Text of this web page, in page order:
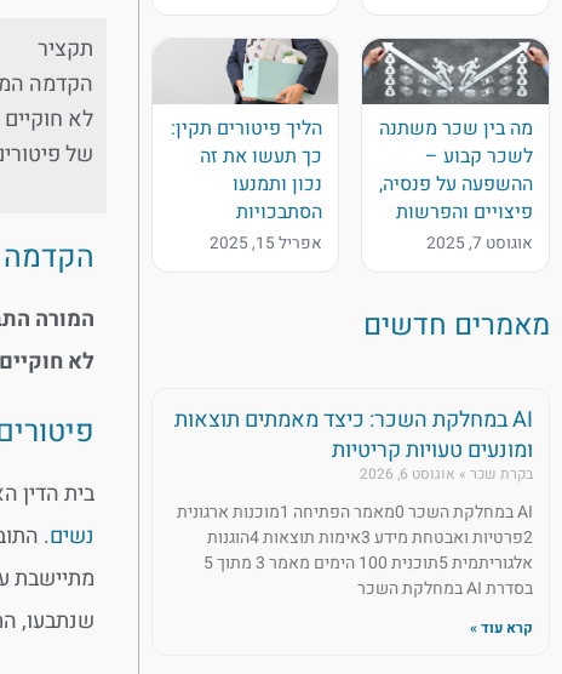
מה בין שכר משתנה
לשכר קבוע –
ההשפעה על פנסיה,
פיצויים והפרשות
אוגוסט 7, 2025
הליך פיטורים תקין:
כך תעשו את זה
נכון ותמנעו
הסתבכויות
אפריל 15, 2025
מאמרים חדשים
AI במחלקת השכר: כיצד מאמתים תוצאות
ומונעים טעויות קריטיות
בקרת שכר אוגוסט 6, 2026
AI במחלקת השכר 0מאמר הפתיחה 1מוכנות ארגונית
2פרטיות ואבטחת מידע 3אימות תוצאות 4הוגנות
אלגוריתמית 5תוכנית 100 הימים מאמר 3 מתוך 5
בסדרת AI במחלקת השכר
קרא עוד »
תקציר
הקדמה
לא
של
הקדמה
המורה
לא חוקיים
בית הדין
נשים.
מתיישבת
שנתבעו,